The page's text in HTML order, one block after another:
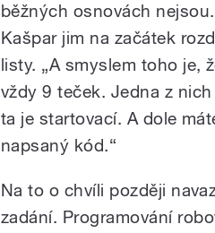
běžných osnovách
Kašpar jim na začátek
listy. „A smyslem toho je,
vždy 9 teček. Jedna z nich
ta je startovací. A dole
napsaný kód.“
Na to o chvíli později
zadání. Programování